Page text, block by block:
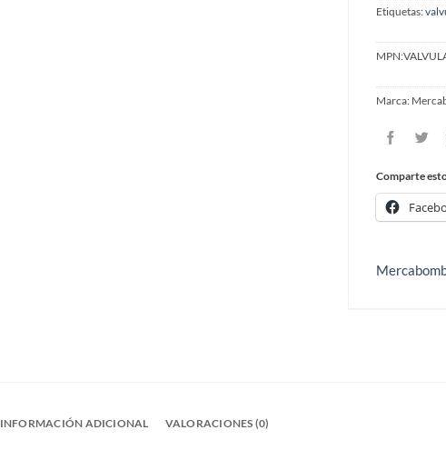
Etiquetas:
MPN:
Marca:
Comparte
INFORMACIÓN ADICIONAL VALORACIONES (0)